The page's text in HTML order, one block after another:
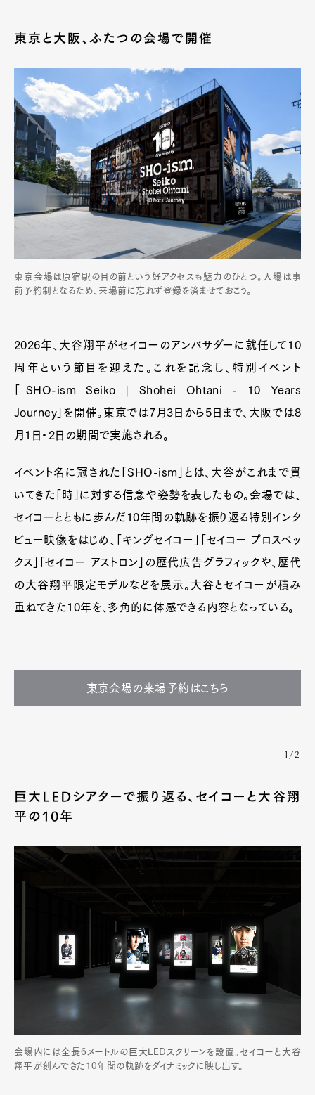
東京と大阪、ふたつの会場で開催
東京会場は原宿駅の目の前という好アクセスも魅力のひとつ。入場は事
前予約制となるため、来場前に忘れず登録を済ませておこう。
2026年、大谷翔平がセイコーのアンバサダーに就任して10
周年という節目を迎えた。これを記念し、特別イベント
「SHO-ism Seiko | Shohei Ohtani - 10 Years
Journey」を開催。東京では7月3日から5日まで、大阪では8
月1日・2日の期間で実施される。
イベント名に冠された「SHO-ism」とは、大谷がこれまで貫
いてきた「時」に対する信念や姿勢を表したもの。会場では、
セイコーとともに歩んだ10年間の軌跡を振り返る特別インタ
ビュー映像をはじめ、「キングセイコー」「セイコー プロスペッ
クス」「セイコー アストロン」の歴代広告グラフィックや、歴代
の大谷翔平限定モデルなどを展示。大谷とセイコーが積み
重ねてきた10年を、多角的に体感できる内容となっている。
東京会場の来場予約はこちら
1/2
巨大LEDシアターで振り返る、セイコーと大谷翔
平の10年
会場内には全長6メートルの巨大LEDスクリーンを設置。セイコーと大谷
翔平が刻んできた10年間の軌跡をダイナミックに映し出す。